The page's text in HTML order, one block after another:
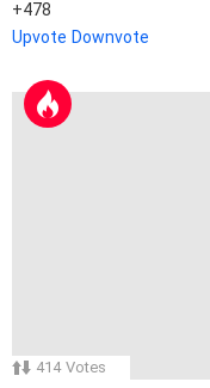
478
Upvote Downvote
414 Votes